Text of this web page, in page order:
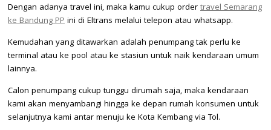
Dengan adanya travel ini, maka kamu cukup ordertravel Semarang
ke Bandung PPini di Eltrans melalui telepon atau whatsapp.
Kemudahan yang ditawarkan adalah penumpang tak perlu ke
terminal atau ke pool atau ke stasiun untuk naik kendaraan umum
lainnya.
Calon penumpang cukup tunggu dirumah saja, maka kendaraan
kami akan menyambangi hingga ke depan rumah konsumen untuk
selanjutnya kami antar menuju ke Kota Kembang via Tol.